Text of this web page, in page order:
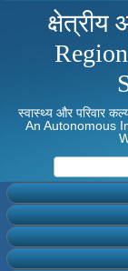
क्षेत्रीय
स्वास्थ्य और परिवार
An Autonomous